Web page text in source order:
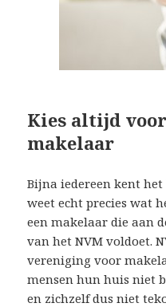
Kies altijd
makelaar
Bijna iedereen kent
weet echt precies wat
een makelaar die aan
van het NVM voldoet.
vereniging voor
mensen hun huis niet
en zichzelf dus niet